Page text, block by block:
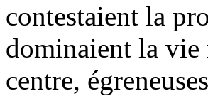
contestaient la
dominaient la vie
centre,